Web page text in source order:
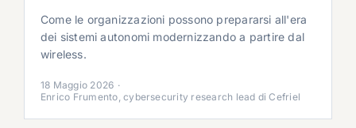
Come le organizzazioni possono prepararsi all'era
dei sistemi autonomi modernizzando a partire dal
wireless.
18 Maggio 2026 ·
Enrico Frumento, cybersecurity research lead di Cefriel